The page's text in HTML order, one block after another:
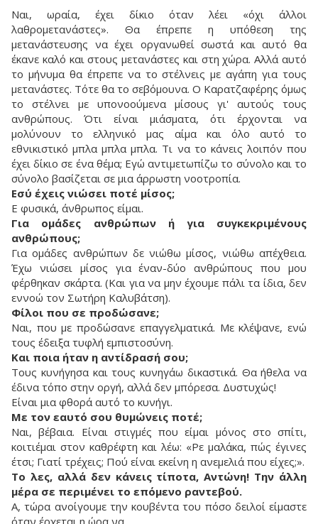
Ναι, ωραία, έχει δίκιο όταν λέει «όχι άλλοι
λαθρομετανάστες». Θα έπρεπε η υπόθεση της
μετανάστευσης να έχει οργανωθεί σωστά και αυτό θα
έκανε καλό και στους μετανάστες και στη χώρα. Αλλά αυτό
το μήνυμα θα έπρεπε να το στέλνεις με αγάπη για τους
μετανάστες. Τότε θα το σεβόμουνα. Ο Καρατζαφέρης όμως
το στέλνει με υπονοούμενα μίσους γι' αυτούς τους
ανθρώπους. Ότι είναι μιάσματα, ότι έρχονται να
μολύνουν το ελληνικό μας αίμα και όλο αυτό το
εθνικιστικό μπλα μπλα μπλα. Τι να το κάνεις λοιπόν που
έχει δίκιο σε ένα θέμα; Εγώ αντιμετωπίζω το σύνολο και το
σύνολο βασίζεται σε μια άρρωστη νοοτροπία.
Εσύ έχεις νιώσει ποτέ μίσος;
Ε φυσικά, άνθρωπος είμαι.
Για ομάδες ανθρώπων ή για συγκεκριμένους
ανθρώπους;
Για ομάδες ανθρώπων δε νιώθω μίσος, νιώθω απέχθεια.
Έχω νιώσει μίσος για έναν-δύο ανθρώπους που μου
φέρθηκαν σκάρτα. (Και για να μην έχουμε πάλι τα ίδια, δεν
εννοώ τον Σωτήρη Καλυβάτση).
Φίλοι που σε προδώσανε;
Ναι, που με προδώσανε επαγγελματικά. Με κλέψανε, ενώ
τους έδειξα τυφλή εμπιστοσύνη.
Και ποια ήταν η αντίδρασή σου;
Τους κυνήγησα και τους κυνηγάω δικαστικά. Θα ήθελα να
έδινα τόπο στην οργή, αλλά δεν μπόρεσα. Δυστυχώς!
Είναι μια φθορά αυτό το κυνήγι.
Με τον εαυτό σου θυμώνεις ποτέ;
Ναι, βέβαια. Είναι στιγμές που είμαι μόνος στο σπίτι,
κοιτιέμαι στον καθρέφτη και λέω: «Ρε μαλάκα, πώς έγινες
έτσι; Γιατί τρέχεις; Πού είναι εκείνη η ανεμελιά που είχες;».
Το λες, αλλά δεν κάνεις τίποτα, Αντώνη! Την άλλη
μέρα σε περιμένει το επόμενο ραντεβού.
Α, τώρα ανοίγουμε την κουβέντα του πόσο δειλοί είμαστε
όταν έρχεται η ώρα να